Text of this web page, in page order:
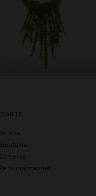
Bolsos
Bisutería
Carteras
Personalizables